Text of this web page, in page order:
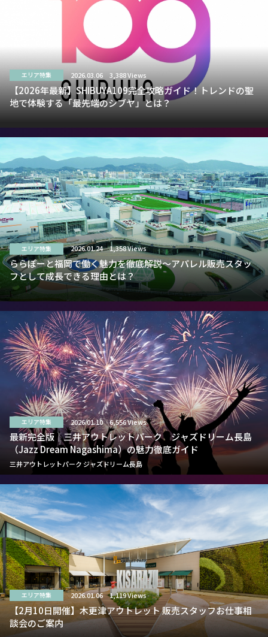
エリア特集 2026.03.06 3,388 Views
【2026年最新】SHIBUYA109完全攻略ガイド！トレンドの聖
地で体験する「最先端のシブヤ」とは？
エリア特集 2026.01.24 1,358 Views
ららぽーと福岡で働く魅力を徹底解説～アパレル販売スタッ
フとして成長できる理由とは？
エリア特集 2026.01.10 6,556 Views
最新完全版｜三井アウトレットパーク ジャズドリーム長島
（Jazz Dream Nagashima）の魅力徹底ガイド
三井アウトレットパーク ジャズドリーム長島
エリア特集 2026.01.06 1,119 Views
【2月10日開催】木更津アウトレット 販売スタッフお仕事相
談会のご案内